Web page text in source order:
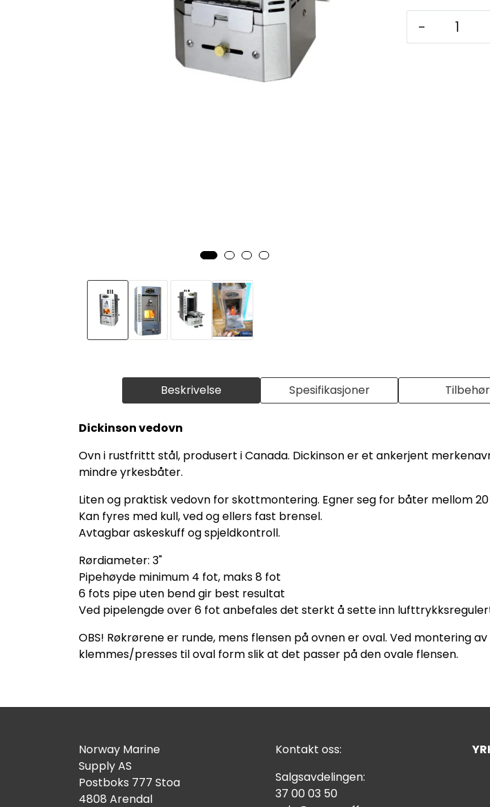
Beskrivelse Spesifikasjoner Tilbehør
Dickinson vedovn
Ovn i rustfrittt stål, produsert i Canada. Dickinson er et ankerjent
mindre yrkesbåter.
Liten og praktisk vedovn for skottmontering. Egner seg for båter mellom
Kan fyres med kull, ved og ellers fast brensel.
Avtagbar askeskuff og spjeldkontroll.
Rørdiameter: 3"
Pipehøyde minimum 4 fot, maks 8 fot
6 fots pipe uten bend gir best resultat
Ved pipelengde over 6 fot anbefales det sterkt å sette inn
OBS! Røkrørene er runde, mens flensen på ovnen er oval. Ved montering
klemmes/presses til oval form slik at det passer på den ovale flensen.
-
Norway Marine
Supply AS
Postboks 777 Stoa
4808 Arendal
Kontakt oss:
Salgsavdelingen:
37 00 03 50